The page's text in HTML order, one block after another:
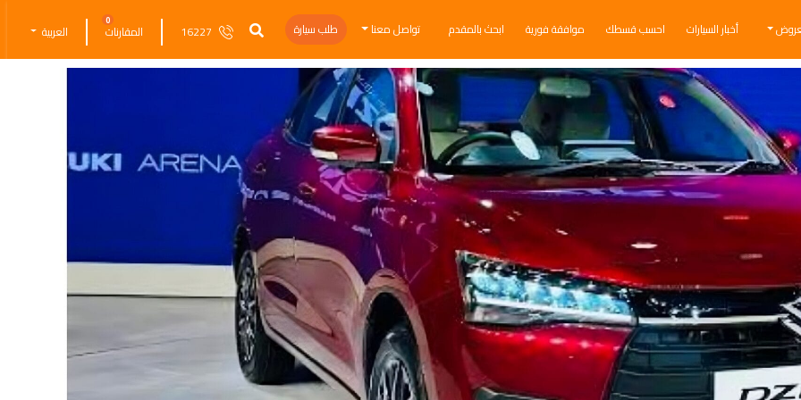
أخبار السيارات احسب قسطك موافقة فورية ابحث بالمقدم تواصل معنا طلب سيارة 16227 المقارنات
0
العربية